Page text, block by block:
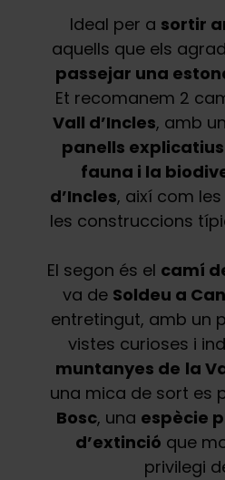
Ideal per a sortir
aquells que els
passejar una
Et recomanem 2
Vall d’Incles, amb
panells
fauna i la
d’Incles, així com
les construccions
El segon és el camí
va de Soldeu a
entretingut, amb un
vistes curioses i
muntanyes de la
una mica de sort es
Bosc, una espècie
d’extinció que
privilegi